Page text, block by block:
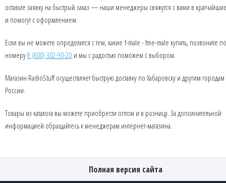
оставьте заявку на быстрый заказ — наши менеджеры свяжутся с вами в
и помогут с оформлением.
Если вы не можете определится с тем, какие f-male - fme-male купить, позвоните по
номеру8 (800) 302-90-20 и мы с радостью поможем с выбором.
Магазин RadioStuff осуществляет быструю доставку по Хабаровску и другим городам
России.
Товары из каталога вы можете приобрести оптом и в розницу. За дополнительной
информацией обращайтесь к менеджерам интернет-магазина.
Полная версия сайта